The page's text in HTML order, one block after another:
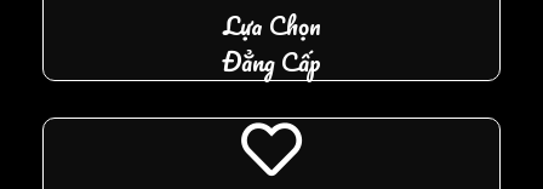
Lựa Chọn
Đẳng Cấp